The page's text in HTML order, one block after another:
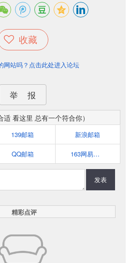
收藏
网站吗？点击此处进入论坛
举 报
适 看这里 总有一个符合你）
139邮箱 新浪邮箱
QQ邮箱 163网易邮箱
发表
精彩点评